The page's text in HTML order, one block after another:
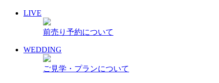
LIVE
前売り予約について
WEDDING
ご見学・プランについて